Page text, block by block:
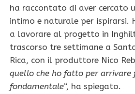
ha raccontato di aver cercato
intimo e naturale per
a lavorare al progetto in
trascorso tre settimane a
Rica, con il produttore Nico
quello che ho fatto per arrivare
fondamentale“, ha spiegato.